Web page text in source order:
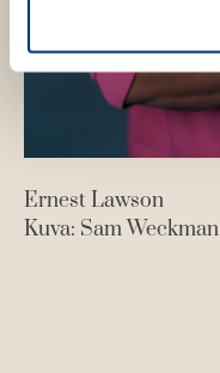
Ernest Lawson
Kuva: Sam Weckman